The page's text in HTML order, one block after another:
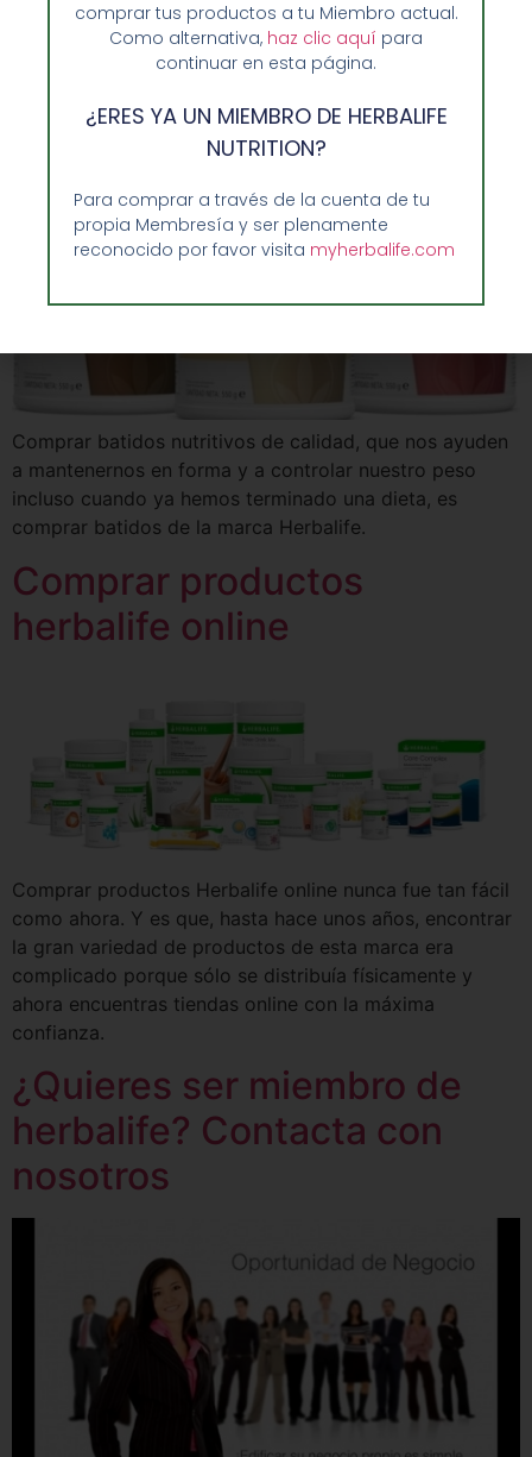
en EnformaHerbal
Comprar batidos nutritivos de calidad, que nos ayuden
a mantenernos en forma y a controlar nuestro peso
incluso cuando ya hemos terminado una dieta, es
comprar batidos de la marca Herbalife.
Comprar productos
herbalife online
Comprar productos Herbalife online nunca fue tan fácil
como ahora. Y es que, hasta hace unos años, encontrar
la gran variedad de productos de esta marca era
complicado porque sólo se distribuía físicamente y
ahora encuentras tiendas online con la máxima
confianza.
¿Quieres ser miembro de
herbalife? Contacta con
nosotros
comprar tus productos a tu Miembro actual.
Como alternativa, haz clic aquí para
continuar en esta página.
¿ERES YA UN MIEMBRO DE HERBALIFE
NUTRITION?
Para comprar a través de la cuenta de tu
propia Membresía y ser plenamente
reconocido por favor visita myherbalife.com